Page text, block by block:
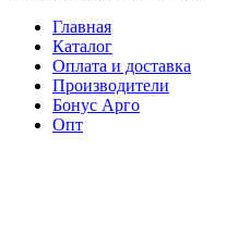
Главная
Каталог
Оплата и доставка
Производители
Бонус Арго
Опт